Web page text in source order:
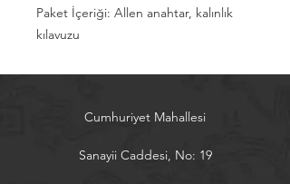
Paket İçeriği: Allen anahtar, kalınlık
kılavuzu
Cumhuriyet Mahallesi
Sanayii Caddesi, No: 19